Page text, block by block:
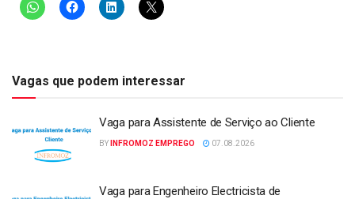
Vagas que podem interessar
Vaga para Assistente de Serviço ao Cliente
BY INFROMOZ EMPREGO 07.08.2026
Vaga para Engenheiro Electricista de